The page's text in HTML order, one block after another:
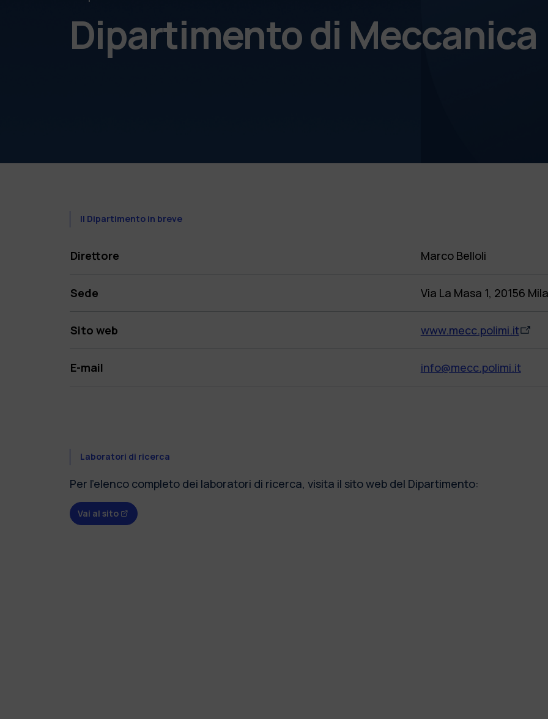
Dipartimento di Meccanica
Il Dipartimento in breve
Direttore Marco Belloli
Sede Via La Masa 1, 20156
Sito web www.mecc.polimi.it
E-mail info@mecc.polimi.it
Laboratori di ricerca
Per l'elenco completo dei laboratori di ricerca, visita il sito web del Dipartimento:
Vai al sito